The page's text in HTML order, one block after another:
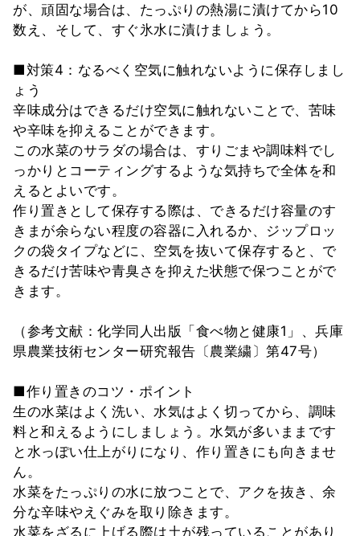
が、頑固な場合は、たっぷりの熱湯に漬けてから10
数え、そして、すぐ氷水に漬けましょう。
■対策4：なるべく空気に触れないように保存しまし
ょう
辛味成分はできるだけ空気に触れないことで、苦味
や辛味を抑えることができます。
この水菜のサラダの場合は、すりごまや調味料でし
っかりとコーティングするような気持ちで全体を和
えるとよいです。
作り置きとして保存する際は、できるだけ容量のす
きまが余らない程度の容器に入れるか、ジップロッ
クの袋タイプなどに、空気を抜いて保存すると、で
きるだけ苦味や青臭さを抑えた状態で保つことがで
きます。
（参考文献：化学同人出版「食べ物と健康1」、兵庫
県農業技術センター研究報告〔農業繍〕第47号）
■作り置きのコツ・ポイント
生の水菜はよく洗い、水気はよく切ってから、調味
料と和えるようにしましょう。水気が多いままです
と水っぽい仕上がりになり、作り置きにも向きませ
ん。
水菜をたっぷりの水に放つことで、アクを抜き、余
分な辛味やえぐみを取り除きます。
水菜をざるに上げる際は土が残っていることがあり